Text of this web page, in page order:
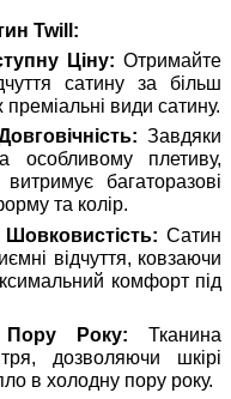
Twill:
Ціну: Отримайте
сатину за більш
види сатину.
Завдяки
особливому плетиву,
багаторазові
та колір.
Шовковистість: Сатин
відчуття, ковзаючи
комфорт під
Року: Тканина
дозволяючи шкірі
в холодну пору року.